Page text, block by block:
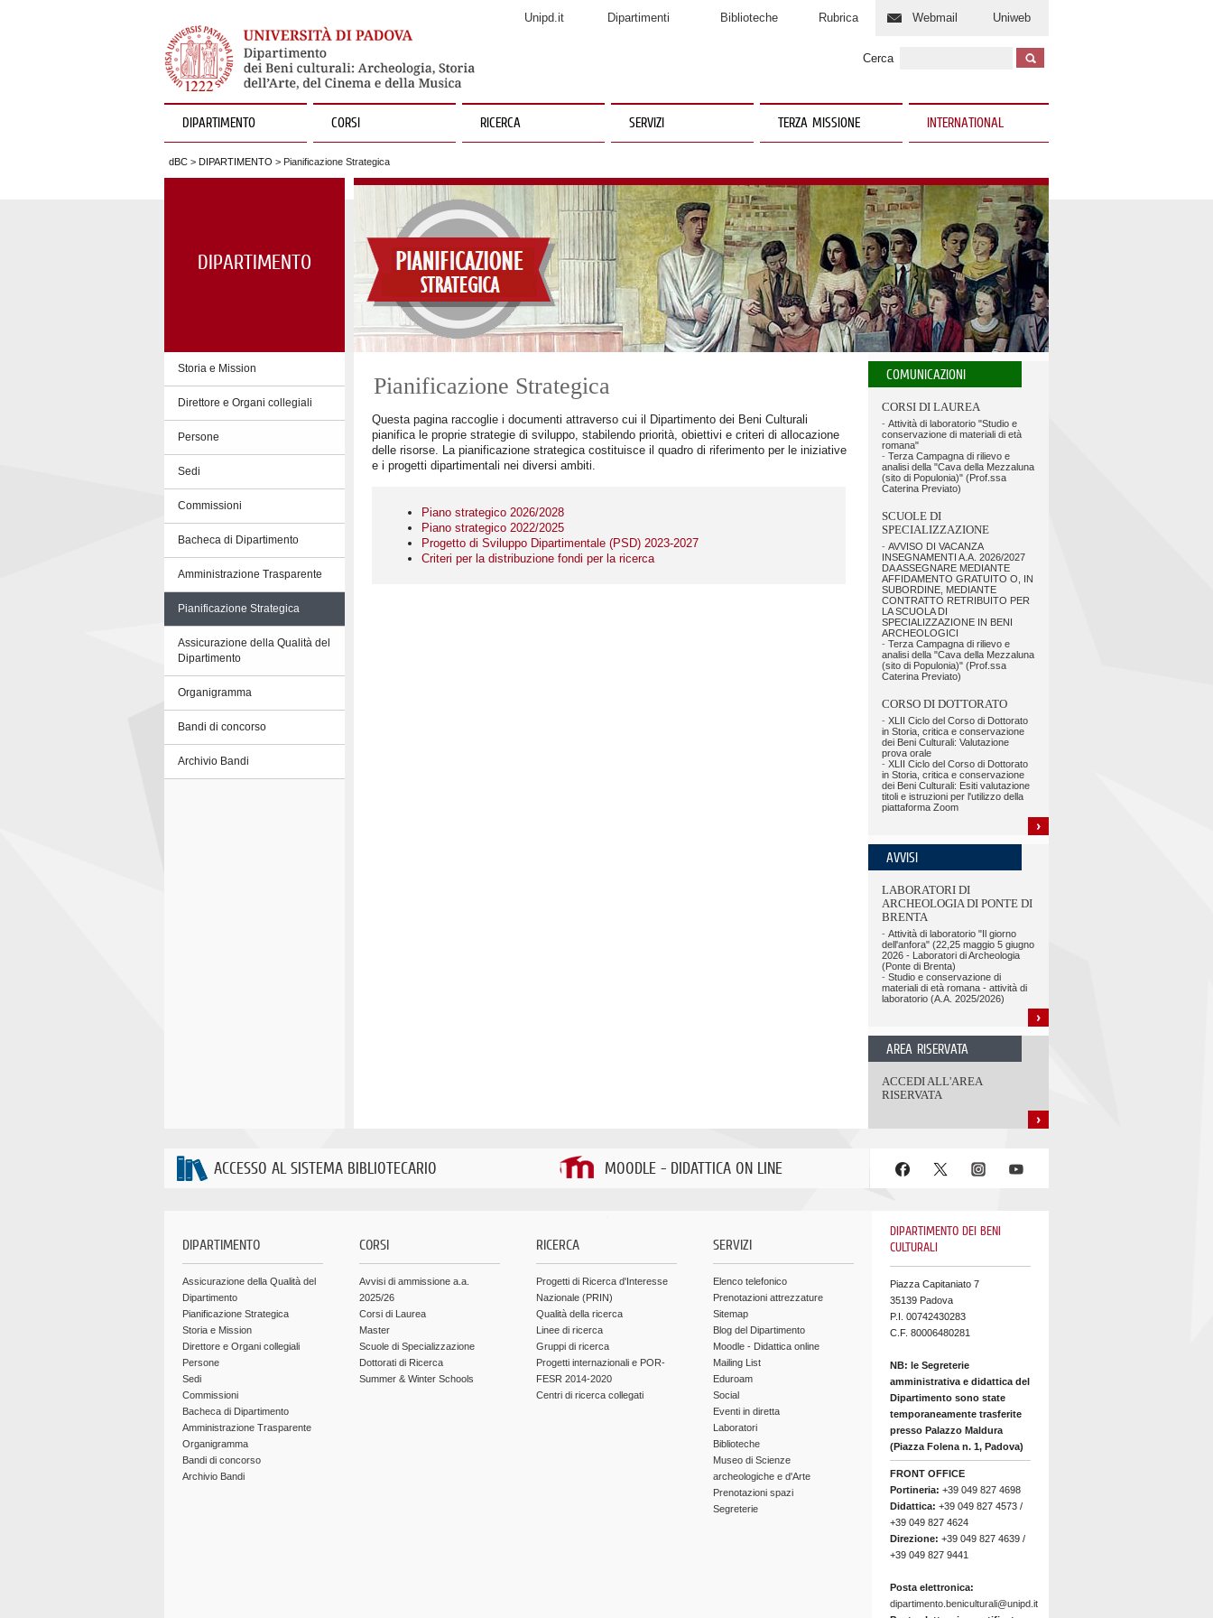
Unipd.it Dipartimenti Biblioteche Rubrica Webmail Uniweb
Cerca
DIPARTIMENTO CORSI RICERCA SERVIZI TERZA MISSIONE INTERNATIONAL
dBC > DIPARTIMENTO > Pianificazione Strategica
DIPARTIMENTO
Storia e Mission
Direttore e Organi collegiali
Persone
Sedi
Commissioni
Bacheca di Dipartimento
Amministrazione Trasparente
Pianificazione Strategica
Assicurazione della Qualità del
Dipartimento
Organigramma
Bandi di concorso
Archivio Bandi
Pianificazione Strategica
Questa pagina raccoglie i documenti attraverso cui il Dipartimento dei Beni Culturali
pianifica le proprie strategie di sviluppo, stabilendo priorità, obiettivi e criteri di allocazione
delle risorse. La pianificazione strategica costituisce il quadro di riferimento per le iniziative
e i progetti dipartimentali nei diversi ambiti.
Piano strategico 2026/2028
Piano strategico 2022/2025
Progetto di Sviluppo Dipartimentale (PSD) 2023-2027
Criteri per la distribuzione fondi per la ricerca
COMUNICAZIONI
CORSI DI LAUREA
- Attività di laboratorio "Studio e
conservazione di materiali di età
romana"
- Terza Campagna di rilievo e
analisi della "Cava della Mezzaluna
(sito di Populonia)" (Prof.ssa
Caterina Previato)
SCUOLE DI
SPECIALIZZAZIONE
- AVVISO DI VACANZA
INSEGNAMENTI A.A. 2026/2027
DA ASSEGNARE MEDIANTE
AFFIDAMENTO GRATUITO O, IN
SUBORDINE, MEDIANTE
CONTRATTO RETRIBUITO PER
LA SCUOLA DI
SPECIALIZZAZIONE IN BENI
ARCHEOLOGICI
- Terza Campagna di rilievo e
analisi della "Cava della Mezzaluna
(sito di Populonia)" (Prof.ssa
Caterina Previato)
CORSO DI DOTTORATO
- XLII Ciclo del Corso di Dottorato
in Storia, critica e conservazione
dei Beni Culturali: Valutazione
prova orale
- XLII Ciclo del Corso di Dottorato
in Storia, critica e conservazione
dei Beni Culturali: Esiti valutazione
titoli e istruzioni per l'utilizzo della
piattaforma Zoom
AVVISI
LABORATORI DI
ARCHEOLOGIA DI PONTE DI
BRENTA
- Attività di laboratorio "Il giorno
dell'anfora" (22,25 maggio 5 giugno
2026 - Laboratori di Archeologia
(Ponte di Brenta)
- Studio e conservazione di
materiali di età romana - attività di
laboratorio (A.A. 2025/2026)
AREA RISERVATA
ACCEDI ALL'AREA
RISERVATA
ACCESSO AL SISTEMA BIBLIOTECARIO MOODLE - DIDATTICA ON LINE
DIPARTIMENTO
Assicurazione della Qualità del
Dipartimento
Pianificazione Strategica
Storia e Mission
Direttore e Organi collegiali
Persone
Sedi
Commissioni
Bacheca di Dipartimento
Amministrazione Trasparente
Organigramma
Bandi di concorso
Archivio Bandi
CORSI
Avvisi di ammissione a.a.
2025/26
Corsi di Laurea
Master
Scuole di Specializzazione
Dottorati di Ricerca
Summer & Winter Schools
RICERCA
Progetti di Ricerca d'Interesse
Nazionale (PRIN)
Qualità della ricerca
Linee di ricerca
Gruppi di ricerca
Progetti internazionali e POR-
FESR 2014-2020
Centri di ricerca collegati
SERVIZI
Elenco telefonico
Prenotazioni attrezzature
Sitemap
Blog del Dipartimento
Moodle - Didattica online
Mailing List
Eduroam
Social
Eventi in diretta
Laboratori
Biblioteche
Museo di Scienze
archeologiche e d'Arte
Prenotazioni spazi
Segreterie
DIPARTIMENTO DEI BENI
CULTURALI
Piazza Capitaniato 7
35139 Padova
P.I. 00742430283
C.F. 80006480281
NB: le Segreterie
amministrativa e didattica del
Dipartimento sono state
temporaneamente trasferite
presso Palazzo Maldura
(Piazza Folena n. 1, Padova)
FRONT OFFICE
Portineria: +39 049 827 4698
Didattica: +39 049 827 4573 /
+39 049 827 4624
Direzione: +39 049 827 4639 /
+39 049 827 9441
Posta elettronica:
dipartimento.beniculturali@unipd.it